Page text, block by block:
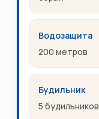
Водозащита
200 метров
Будильник
5 будильников